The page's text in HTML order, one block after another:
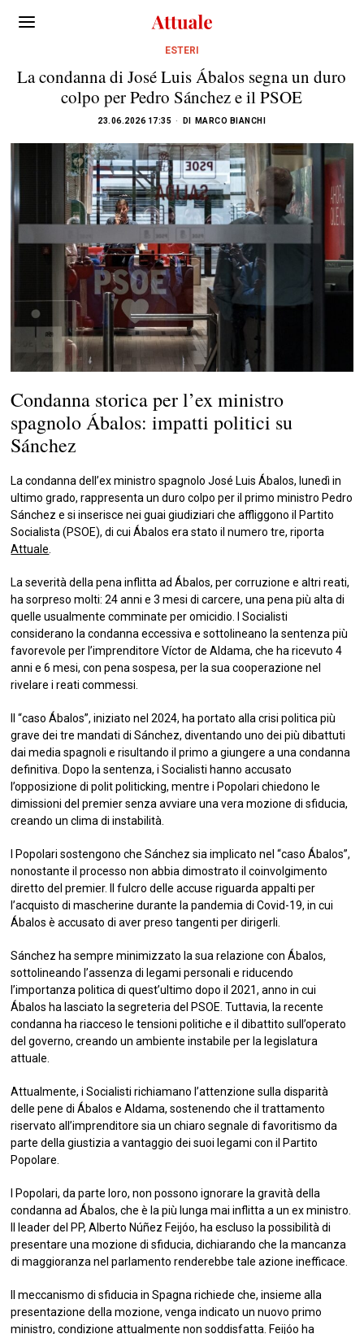
ESTERI
La condanna di José Luis Ábalos segna un duro
colpo per Pedro Sánchez e il PSOE
23.06.2026 17:35 DI MARCO BIANCHI
Condanna storica per l’ex ministro
spagnolo Ábalos: impatti politici su
Sánchez
La condanna dell’ex ministro spagnolo José Luis Ábalos, lunedì in
ultimo grado, rappresenta un duro colpo per il primo ministro Pedro
Sánchez e si inserisce nei guai giudiziari che affliggono il Partito
Socialista (PSOE), di cui Ábalos era stato il numero tre, riporta
Attuale
La severità della pena inflitta ad Ábalos, per corruzione e altri reati,
ha sorpreso molti: 24 anni e 3 mesi di carcere, una pena più alta di
quelle usualmente comminate per omicidio. I Socialisti
considerano la condanna eccessiva e sottolineano la sentenza più
favorevole per l’imprenditore Víctor de Aldama, che ha ricevuto 4
anni e 6 mesi, con pena sospesa, per la sua cooperazione nel
rivelare i reati commessi.
Il “caso Ábalos”, iniziato nel 2024, ha portato alla crisi politica più
grave dei tre mandati di Sánchez, diventando uno dei più dibattuti
dai media spagnoli e risultando il primo a giungere a una condanna
definitiva. Dopo la sentenza, i Socialisti hanno accusato
l’opposizione di polit politicking, mentre i Popolari chiedono le
dimissioni del premier senza avviare una vera mozione di sfiducia,
creando un clima di instabilità.
I Popolari sostengono che Sánchez sia implicato nel “caso Ábalos”,
nonostante il processo non abbia dimostrato il coinvolgimento
diretto del premier. Il fulcro delle accuse riguarda appalti per
l’acquisto di mascherine durante la pandemia di Covid-19, in cui
Ábalos è accusato di aver preso tangenti per dirigerli.
Sánchez ha sempre minimizzato la sua relazione con Ábalos,
sottolineando l’assenza di legami personali e riducendo
l’importanza politica di quest’ultimo dopo il 2021, anno in cui
Ábalos ha lasciato la segreteria del PSOE. Tuttavia, la recente
condanna ha riacceso le tensioni politiche e il dibattito sull’operato
del governo, creando un ambiente instabile per la legislatura
attuale.
Attualmente, i Socialisti richiamano l’attenzione sulla disparità
delle pene di Ábalos e Aldama, sostenendo che il trattamento
riservato all’imprenditore sia un chiaro segnale di favoritismo da
parte della giustizia a vantaggio dei suoi legami con il Partito
Popolare.
I Popolari, da parte loro, non possono ignorare la gravità della
condanna ad Ábalos, che è la più lunga mai inflitta a un ex ministro.
Il leader del PP, Alberto Núñez Feijóo, ha escluso la possibilità di
presentare una mozione di sfiducia, dichiarando che la mancanza
di maggioranza nel parlamento renderebbe tale azione inefficace.
Il meccanismo di sfiducia in Spagna richiede che, insieme alla
presentazione della mozione, venga indicato un nuovo primo
ministro, condizione attualmente non soddisfatta. Feijóo ha